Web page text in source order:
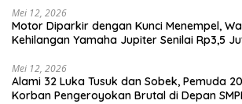
Mei 12, 2026
Motor Diparkir dengan Kunci Menempel,
Kehilangan Yamaha Jupiter Senilai Rp3,5
Mei 12, 2026
Alami 32 Luka Tusuk dan Sobek, Pemuda
Korban Pengeroyokan Brutal di Depan